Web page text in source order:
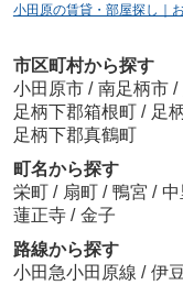
小田原の賃貸・部屋探し｜
市区町村から探す
小田原市 / 南足柄市 /
足柄下郡箱根町 / 足
足柄下郡真鶴町
町名から探す
栄町 / 扇町 / 鴨宮 / 中
蓮正寺 / 金子
路線から探す
小田急小田原線 / 伊